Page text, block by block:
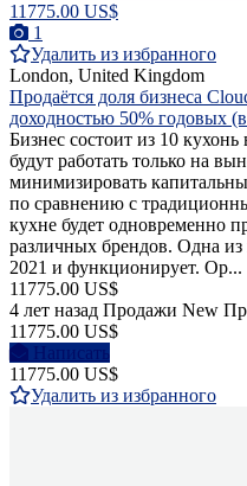
11775.00 US$
1
Удалить из избранного
London, United Kingdom
Продаётся доля бизнеса
доходностью 50% годовых
Бизнес состоит из 10
будут работать только на
минимизировать
по сравнению с
кухне будет одновременно
различных брендов. Одна из
2021 и функционирует. Ор...
11775.00 US$
4 лет назад Продажи New
11775.00 US$
Написать
11775.00 US$
Удалить из избранного